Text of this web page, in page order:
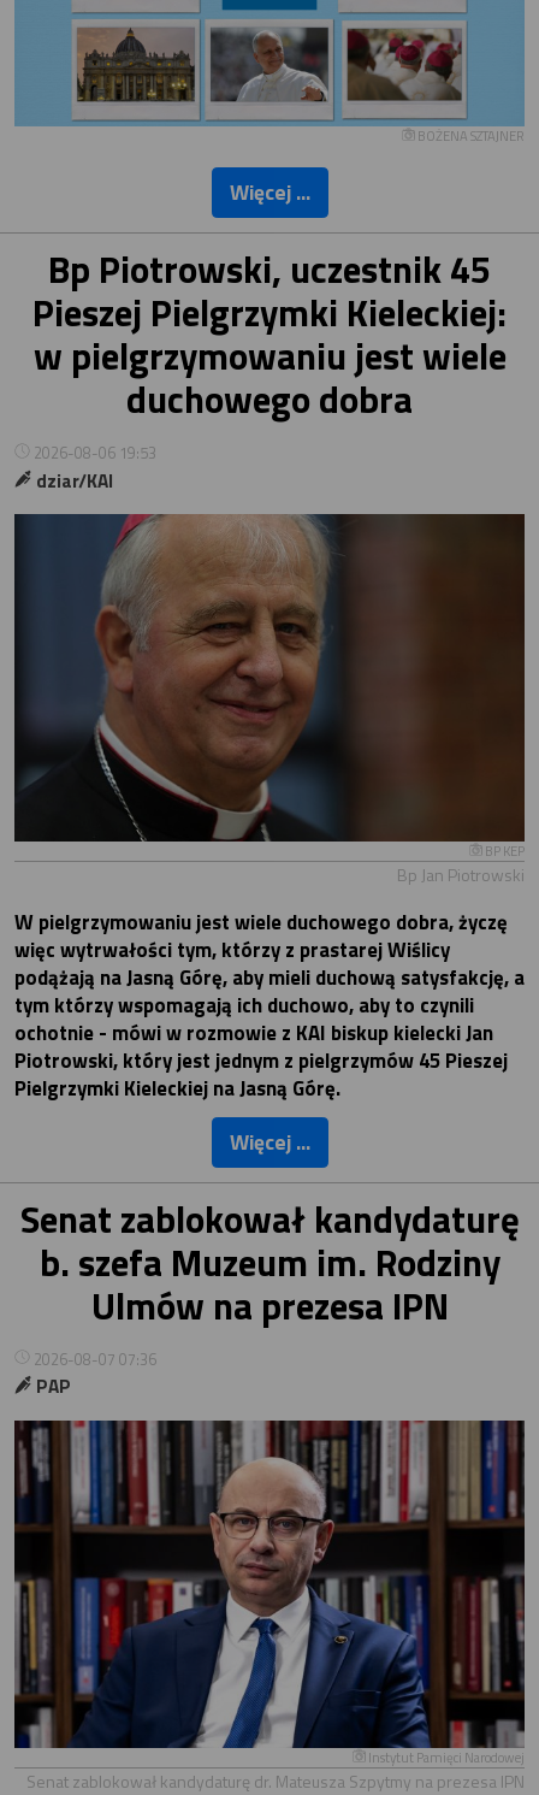
BOŻENA SZTAJNER
Więcej ...
Bp Piotrowski, uczestnik 45
Pieszej Pielgrzymki Kieleckiej:
w pielgrzymowaniu jest wiele
duchowego dobra
2026-08-06 19:53
dziar/KAI
BP KEP
Bp Jan Piotrowski
W pielgrzymowaniu jest wiele duchowego dobra, życzę
więc wytrwałości tym, którzy z prastarej Wiślicy
podążają na Jasną Górę, aby mieli duchową satysfakcję, a
tym którzy wspomagają ich duchowo, aby to czynili
ochotnie - mówi w rozmowie z KAI biskup kielecki Jan
Piotrowski, który jest jednym z pielgrzymów 45 Pieszej
Pielgrzymki Kieleckiej na Jasną Górę.
Więcej ...
Senat zablokował kandydaturę
b. szefa Muzeum im. Rodziny
Ulmów na prezesa IPN
2026-08-07 07:36
PAP
Instytut Pamięci Narodowej
Senat zablokował kandydaturę dr. Mateusza Szpytmy na prezesa IPN